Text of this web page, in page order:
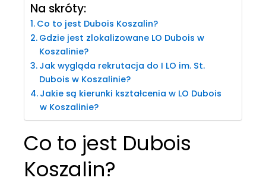
Na skróty:
Co to jest Dubois Koszalin?
Gdzie jest zlokalizowane LO Dubois w
Koszalinie?
Jak wygląda rekrutacja do I LO im. St.
Dubois w Koszalinie?
Jakie są kierunki kształcenia w LO Dubois
w Koszalinie?
Co to jest Dubois
Koszalin?